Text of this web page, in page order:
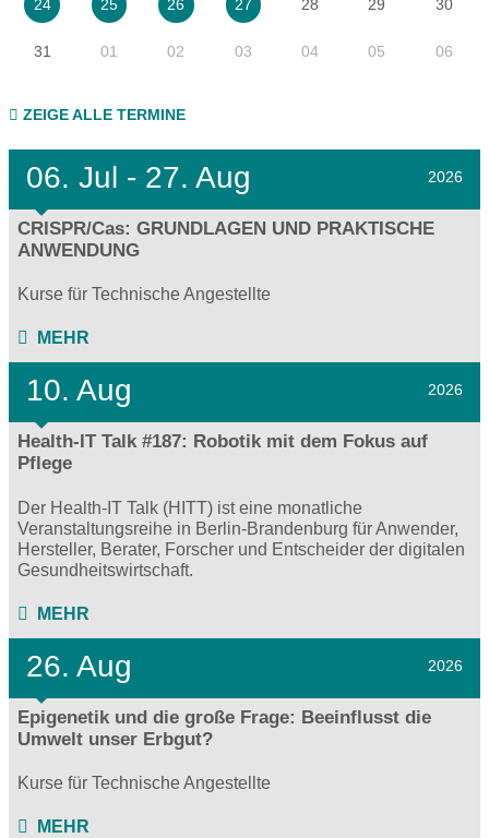
24 25 26 27 28 29 30
31 01 02 03 04 05 06
ZEIGE ALLE TERMINE
06. Jul - 27. Aug 2026
CRISPR/Cas: GRUNDLAGEN UND PRAKTISCHE
ANWENDUNG
Kurse für Technische Angestellte
MEHR
10. Aug 2026
Health-IT Talk #187: Robotik mit dem Fokus auf
Pflege
Der Health-IT Talk (HITT) ist eine monatliche
Veranstaltungsreihe in Berlin-Brandenburg für Anwender,
Hersteller, Berater, Forscher und Entscheider der digitalen
Gesundheitswirtschaft.
MEHR
26. Aug 2026
Epigenetik und die große Frage: Beeinflusst die
Umwelt unser Erbgut?
Kurse für Technische Angestellte
MEHR